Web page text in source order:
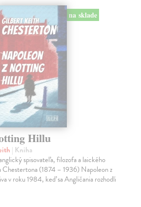
na sklade
Hillu
| Kniha
spisovateľa, filozofa a laického
(1874 – 1936) Napoleon z
v roku 1984, keď sa Angličania rozhodli